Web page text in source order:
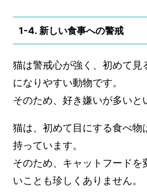
1-4. 新しい食事への警戒
猫は警戒心が強く、初めて見
になりやすい動物です。
そのため、好き嫌いが多いと
猫は、初めて目にする食べ物
持っています。
そのため、キャットフードを
いことも珍しくありません。